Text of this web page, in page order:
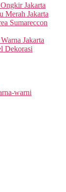
Jakarta
Merah Jakarta
Sumareccon
Jakarta
Dekorasi
warni